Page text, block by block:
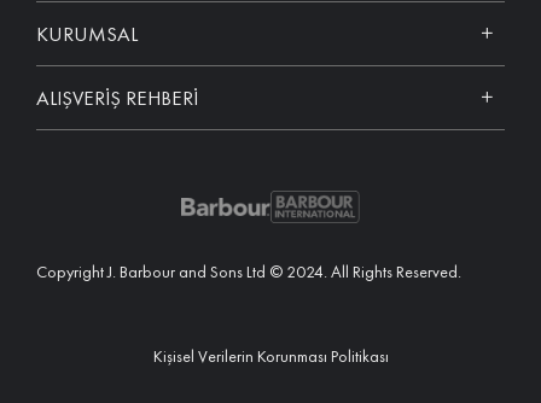
KURUMSAL
ALIŞVERİŞ REHBERİ
Copyright J. Barbour and Sons Ltd © 2024. All Rights Reserved.
Kişisel Verilerin Korunması Politikası